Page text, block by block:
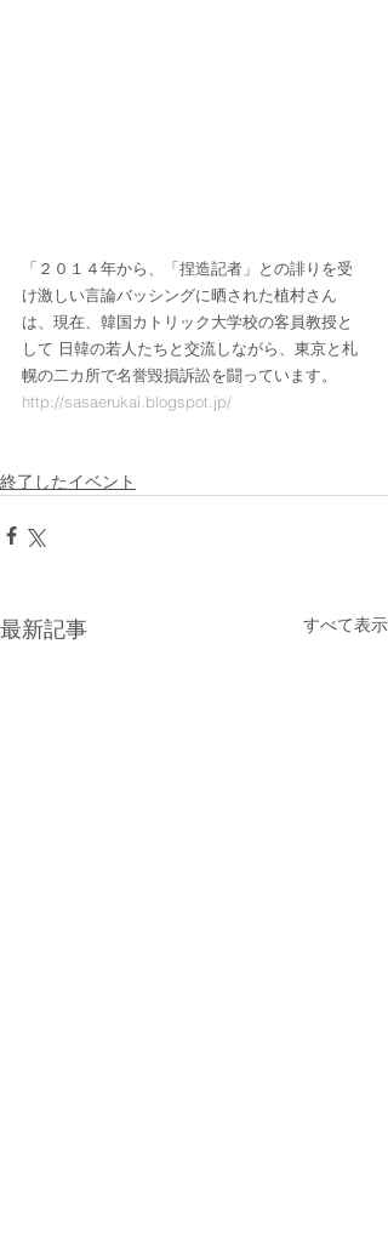
「２０１４年から、「捏造記者」との誹りを受
け激しい言論バッシングに晒された植村さん
は、現在、韓国カトリック大学校の客員教授と
して 日韓の若人たちと交流しながら、東京と札
幌の二カ所で名誉毀損訴訟を闘っています。
http://sasaerukai.blogspot.jp/
終了したイベント
最新記事 すべて表示